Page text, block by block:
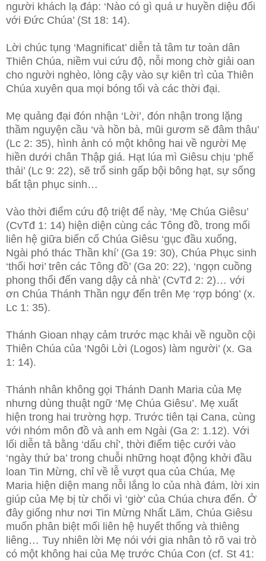
người khách lạ đáp: ‘Nào có gì quá ư huyền diệu đối
với Đức Chúa’ (St 18: 14).
Lời chúc tụng ‘Magnificat’ diễn tả tâm tư toàn dân
Thiên Chúa, niềm vui cứu độ, nỗi mong chờ giải oan
cho người nghèo, lòng cậy vào sự kiên trì của Thiên
Chúa xuyên qua mọi bóng tối và các thời đại.
Mẹ quảng đại đón nhận ‘Lời’, đón nhận trong lặng
thầm nguyện cầu ‘và hồn bà, mũi gươm sẽ đâm thâu’
(Lc 2: 35), hình ảnh có một không hai về người Mẹ
hiền dưới chân Thập giá. Hạt lúa mì Giêsu chịu ‘phế
thải’ (Lc 9: 22), sẽ trổ sinh gấp bội bông hạt, sự sống
bất tận phục sinh…
Vào thời điểm cứu độ triệt để này, ‘Mẹ Chúa Giêsu’
(CvTđ 1: 14) hiện diện cùng các Tông đồ, trong mối
liên hệ giữa biến cố Chúa Giêsu ‘gục đầu xuống,
Ngài phó thác Thần khí’ (Ga 19: 30), Chúa Phục sinh
‘thổi hơi’ trên các Tông đồ’ (Ga 20: 22), ‘ngọn cuồng
phong thổi đến vang dậy cả nhà’ (CvTđ 2: 2)… với
ơn Chúa Thánh Thần ngự đến trên Mẹ ‘rợp bóng’ (x.
Lc 1: 35).
Thánh Gioan nhạy cảm trước mạc khải về nguồn cội
Thiên Chúa của ‘Ngôi Lời (Logos) làm người’ (x. Ga
1: 14).
Thánh nhân không gọi Thánh Danh Maria của Mẹ
nhưng dùng thuật ngữ ‘Mẹ Chúa Giêsu’. Mẹ xuất
hiện trong hai trường hợp. Trước tiên tại Cana, cùng
với nhóm môn đồ và anh em Ngài (Ga 2: 1.12). Với
lối diễn tả bằng ‘dấu chỉ’, thời điểm tiệc cưới vào
‘ngày thứ ba’ trong chuỗi những hoạt động khởi đầu
loan Tin Mừng, chỉ về lễ vượt qua của Chúa, Mẹ
Maria hiện diện mang nỗi lắng lo của nhà đám, lời xin
giúp của Mẹ bị từ chối vì ‘giờ’ của Chúa chưa đến. Ở
đây giống như nơi Tin Mừng Nhất Lãm, Chúa Giêsu
muốn phân biệt mối liên hệ huyết thống và thiêng
liêng… Tuy nhiên lời Mẹ nói với gia nhân tỏ rõ vai trò
có một không hai của Mẹ trước Chúa Con (cf. St 41: